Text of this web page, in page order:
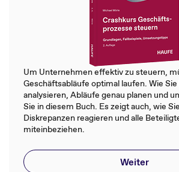
Um Unternehmen effektiv zu steuern,
Geschäftsabläufe optimal laufen. Wie
analysieren, Abläufe genau planen und
Sie in diesem Buch. Es zeigt auch, wie
Diskrepanzen reagieren und alle
miteinbeziehen.
Weiter